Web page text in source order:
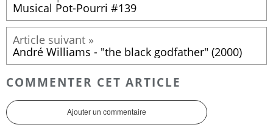
Musical Pot-Pourri #139
André Williams - "the black godfather" (2000)
COMMENTER CET ARTICLE
Ajouter un commentaire